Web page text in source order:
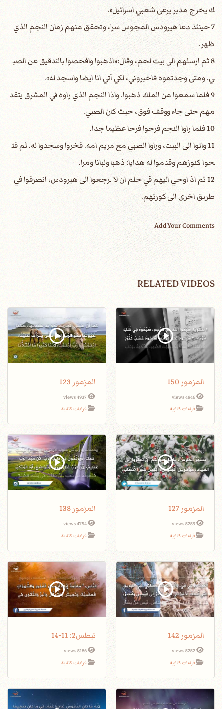
ك يخرج مدبر يرعى شعبي اسرائيل».
7 حينئذ دعا هيرودس المجوس سرا، وتحقق منهم زمان النجم الذي
ظهر.
8 ثم ارسلهم الى بيت لحم، وقال:«اذهبوا وافحصوا بالتدقيق عن الصب
ي. ومتى وجدتموه فاخبروني، لكي آتي انا ايضا واسجد له».
9 فلما سمعوا من الملك ذهبوا. واذا النجم الذي راوه في المشرق يتقد
مهم حتى جاء ووقف فوق، حيث كان الصبي.
10 فلما راوا النجم فرحوا فرحا عظيما جدا.
11 واتوا الى البيت، وراوا الصبي مع مريم امه. فخروا وسجدوا له. ثم فت
حوا كنوزهم وقدموا له هدايا: ذهبا ولبانا ومرا.
12 ثم اذ اوحي اليهم في حلم ان لا يرجعوا الى هيرودس، انصرفوا في
طريق اخرى الى كورتهم.
Add Your Comments
RELATED VIDEOS
المزمور 150
4846 views
قراءات كتابية
المزمور 123
4937 views
قراءات كتابية
المزمور 127
5259 views
قراءات كتابية
المزمور 138
4754 views
قراءات كتابية
المزمور 142
5252 views
قراءات كتابية
تيطس2: 11-14
5186 views
قراءات كتابية